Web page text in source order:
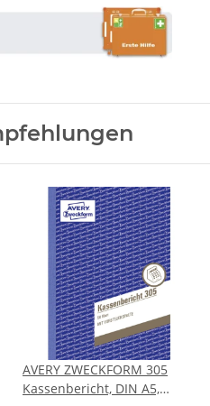
AVERY ZWECKFORM 305
Kassenbericht, DIN A5,